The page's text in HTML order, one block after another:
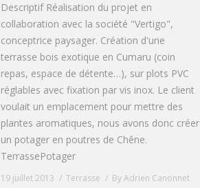
Descriptif Réalisation du projet en
collaboration avec la société "Vertigo",
conceptrice paysager. Création d'une
terrasse bois exotique en Cumaru (coin
repas, espace de détente…), sur plots PVC
réglables avec fixation par vis inox. Le client
voulait un emplacement pour mettre des
plantes aromatiques, nous avons donc créer
un potager en poutres de Chêne.
TerrassePotager
19 juillet 2013 Terrasse ByAdrien Canonnet